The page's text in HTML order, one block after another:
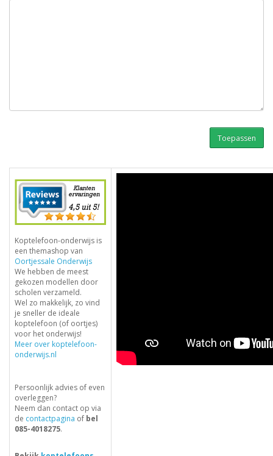
Koptelefoon-onderwijs is
een themashop van
Oortjessale Onderwijs
We hebben de meest
gekozen modellen door
scholen verzameld.
Wel zo makkelijk, zo vind
je sneller de ideale
koptelefoon (of oortjes)
voor het onderwijs!
Meer over koptelefoon-
onderwijs.nl
Persoonlijk advies of even
overleggen?
Neem dan contact op via
de contactpagina of bel
085-4018275.